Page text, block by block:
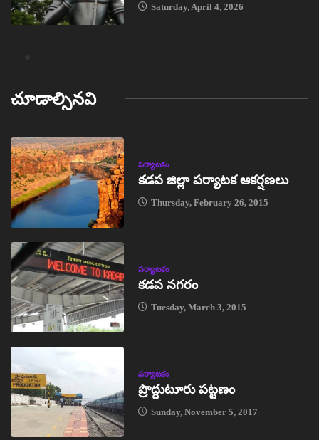
Saturday, April 4, 2026
చూడాల్సినవి
పర్యాటకం
కడప జిల్లా పర్యాటక ఆకర్షణలు
Thursday, February 26, 2015
పర్యాటకం
కడప నగరం
Tuesday, March 3, 2015
పర్యాటకం
ప్రొద్దుటూరు పట్టణం
Sunday, November 5, 2017